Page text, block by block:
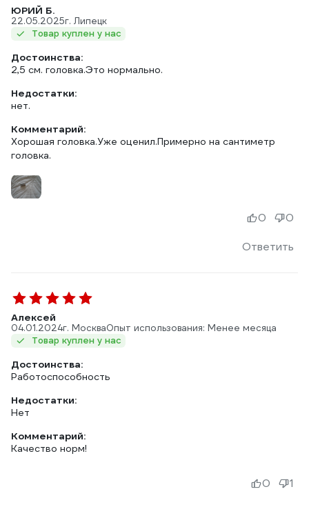
ЮРИЙ Б.
22.05.2025г. Липецк
Товар куплен у нас
Достоинства:
2,5 см. головка.Это нормально.
Недостатки:
нет.
Комментарий:
Хорошая головка.Уже оценил.Примерно на сантиметр
головка.
Ответить
0 0
Алексей
04.01.2024г. МоскваОпыт использования: Менее месяца
Товар куплен у нас
Достоинства:
Работоспособность
Недостатки:
Нет
Комментарий:
Качество норм!
0 1